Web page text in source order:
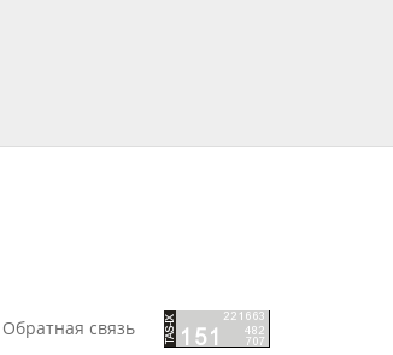
Обратная связь